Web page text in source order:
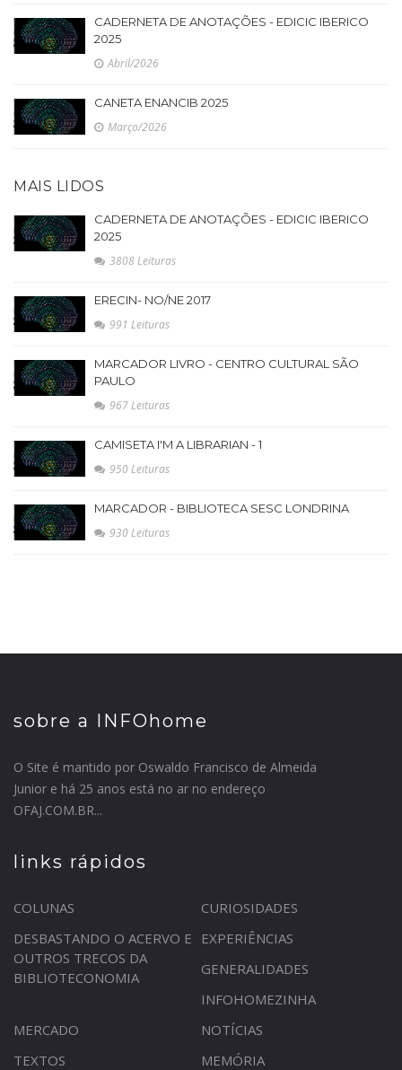
CADERNETA DE ANOTAÇÕES - EDICIC IBERICO
2025
Abril/2026
CANETA ENANCIB 2025
Março/2026
MAIS LIDOS
CADERNETA DE ANOTAÇÕES - EDICIC IBERICO
2025
3808 Leituras
ERECIN- NO/NE 2017
991 Leituras
MARCADOR LIVRO - CENTRO CULTURAL SÃO
PAULO
967 Leituras
CAMISETA I'M A LIBRARIAN - 1
950 Leituras
MARCADOR - BIBLIOTECA SESC LONDRINA
930 Leituras
sobre a INFOhome
O Site é mantido por Oswaldo Francisco de Almeida
Junior e há 25 anos está no ar no endereço
OFAJ.COM.BR...
links rápidos
COLUNAS
CURIOSIDADES
DESBASTANDO O ACERVO E
OUTROS TRECOS DA
BIBLIOTECONOMIA
EXPERIÊNCIAS
GENERALIDADES
INFOHOMEZINHA
MERCADO
NOTÍCIAS
TEXTOS
MEMÓRIA